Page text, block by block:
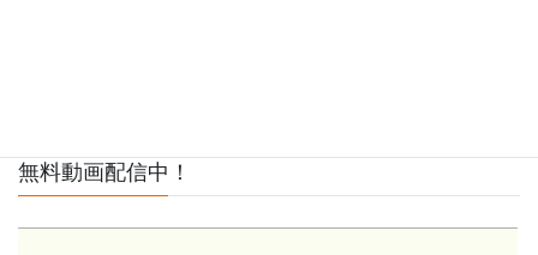
無料動画配信中！